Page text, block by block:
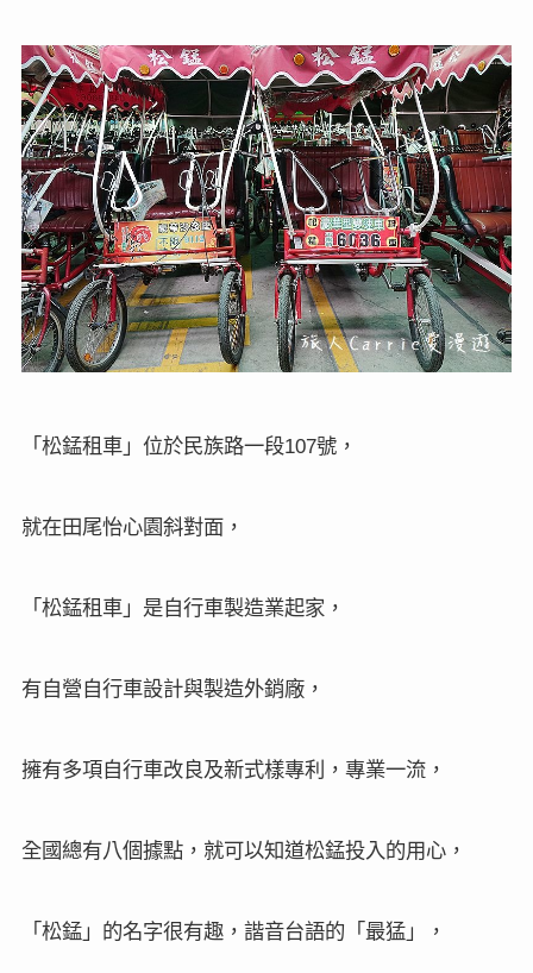
「松錳租車」位於民族路一段107號，
就在田尾怡心園斜對面，
「松錳租車」是自行車製造業起家，
有自營自行車設計與製造外銷廠，
擁有多項自行車改良及新式樣專利，專業一流，
全國總有八個據點，就可以知道松錳投入的用心，
「松錳」的名字很有趣，諧音台語的「最猛」，